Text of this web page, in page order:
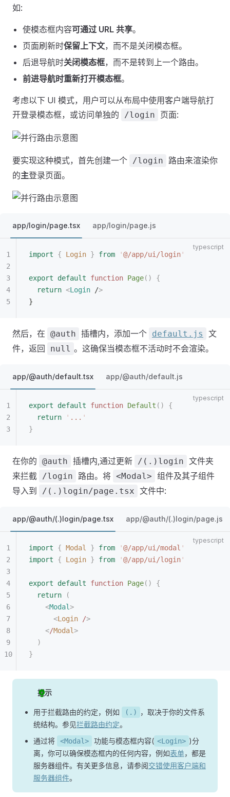
如:
使模态框内容可通过 URL 共享。
页面刷新时保留上下文，而不是关闭模态框。
后退导航时关闭模态框，而不是转到上一个路由。
前进导航时重新打开模态框。
考虑以下 UI 模式，用户可以从布局中使用客户端导航打
开登录模态框，或访问单独的
/login 页面:
要实现这种模式，首先创建一个 /login
路由来渲染你
的主登录页面。
app/login/page.tsx app/login/page.js
import { Login } from '@/app/ui/login'
export default function Page()
{
  return
<Login />
}
然后，在 @auth 插槽内，添加一个 default.js
文
件，返回
null 。这确保当模态框不活动时不会渲染。
app/@auth/default.tsx app/@auth/default.js
export default function Default ()
{
  return
' ... '
}
在你的 @auth 插槽内,通过更新 /(.)login 文件夹
来拦截 /login 路由。将 <Modal> 组件及其子组件
导入到
/(.)login/page.tsx 文件中:
app/@auth/(.)login/page.tsx app/@auth/(.)login/page.js
import { Modal } from '@/app/ui/modal '
import { Login } from '@/app/ui/login'
export default function Page()
{
  return
(
    <
Modal>
      <
Login />
    <
/Modal>
  )
}
提示
用于拦截路由的约定，例如 (.)
，取决于你的文件系
统结构。参见拦截路由约定。
通过将
<Modal> 功能与模态框内容( <Login> )分
离，你可以确保模态框内的任何内容，例如表单，都是
服务器组件。有关更多信息，请参阅交错使用客户端和
服务器组件。